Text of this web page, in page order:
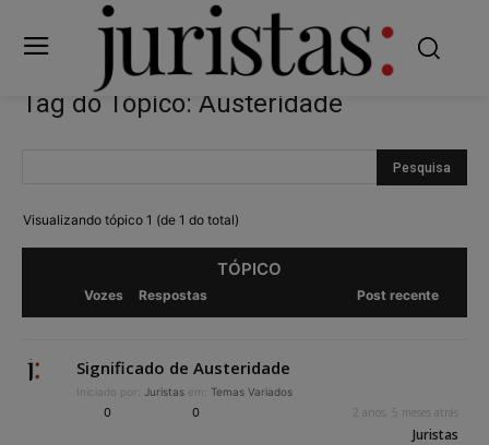
Tag do Tópico: Austeridade
Visualizando tópico 1 (de 1 do total)
TÓPICO
Vozes Respostas Post recente
Significado de Austeridade
Iniciado por: Juristas em: Temas Variados
0 0 2 anos, 5 meses atrás
Juristas